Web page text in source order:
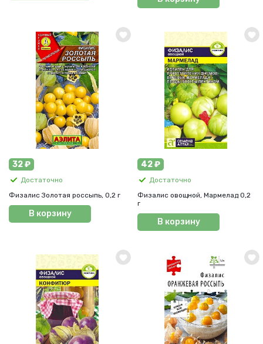
32 ₽
Достаточно
Физалис Золотая россыпь, 0,2 г
В корзину
42 ₽
Достаточно
Физалис овощной, Мармелад 0,2
г
В корзину